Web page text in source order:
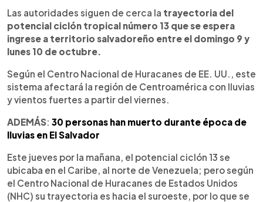
Las autoridades siguen de cerca la trayectoria del
potencial ciclón tropical número 13 que se espera
ingrese a territorio salvadoreño entre el domingo 9 y
lunes 10 de octubre.
Según el Centro Nacional de Huracanes de EE. UU., este
sistema afectará la región de Centroamérica con lluvias
y vientos fuertes a partir del viernes.
ADEMÁS: 30 personas han muerto durante época de
lluvias en El Salvador
Este jueves por la mañana, el potencial ciclón 13 se
ubicaba en el Caribe, al norte de Venezuela; pero según
el Centro Nacional de Huracanes de Estados Unidos
(NHC) su trayectoria es hacia el suroeste, por lo que se